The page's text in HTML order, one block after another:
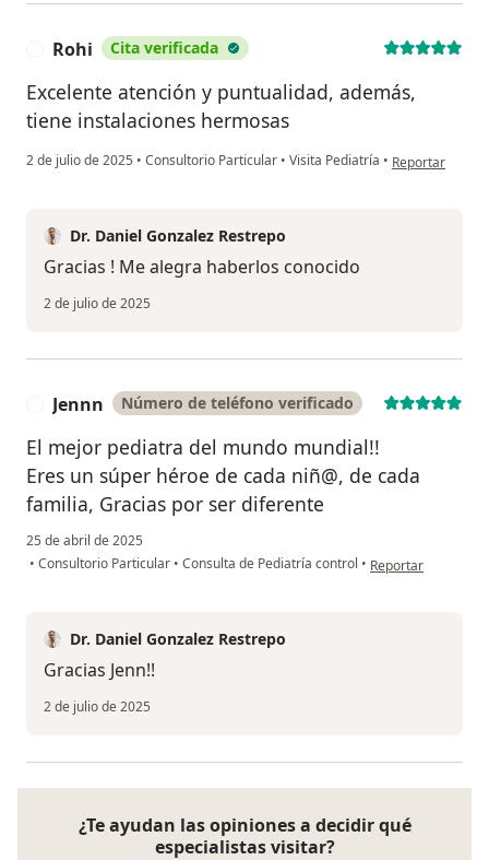
Rohi Cita verificada
Excelente atención y puntualidad, además,
tiene instalaciones hermosas
2 de julio de 2025 • Consultorio Particular • Visita Pediatría • en opinión del
Reportar
Dr. Daniel Gonzalez Restrepo
Gracias ! Me alegra haberlos conocido
2 de julio de 2025
Jennn Número de teléfono verificado
El mejor pediatra del mundo mundial!!
Eres un súper héroe de cada niñ@, de cada
familia, Gracias por ser diferente
25 de abril de 2025
• Consultorio Particular • Consulta de Pediatría control • en opinión del
Reportar
Dr. Daniel Gonzalez Restrepo
Gracias Jenn!!
2 de julio de 2025
¿Te ayudan las opiniones a decidir qué
especialistas visitar?